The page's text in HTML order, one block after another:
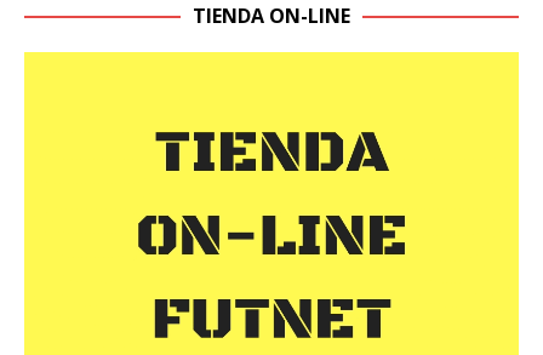
TIENDA ON-LINE